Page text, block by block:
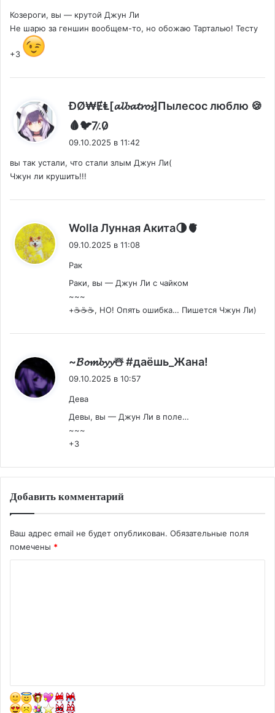
Козероги, вы — крутой Джун Ли
Не шарю за геншин вообщем-то, но обожаю Тарталью! Тесту
+3
ĐØ₩ɆⱠ[𝓪𝓵𝓫𝓪𝓽𝓻𝓸𝓼]Пылесос люблю 🍪
🩸🐦7̷.̷0̷̷
09.10.2025 в 11:42
вы так устали, что стали злым Джун Ли(
Чжун ли крушить!!!
Wolla Лунная Акита🌗🫀
09.10.2025 в 11:08
Рак
Раки, вы — Джун Ли с чайком
~~~
+☕☕☕, НО! Опять ошибка… Пишется Чжун Ли)
~𝓑𝓸𝓶𝓫𝔂𝔂☃️ #даëшь_Жана!
09.10.2025 в 10:57
Дева
Девы, вы — Джун Ли в поле…
~~~
+3
Добавить комментарий
Ваш адрес email не будет опубликован. Обязательные поля
помечены *
а